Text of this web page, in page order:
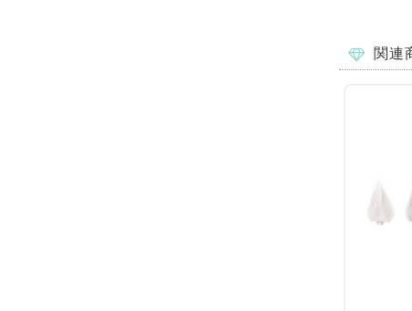
関連